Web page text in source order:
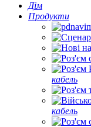
Дім
Продукти
кабель
кабель